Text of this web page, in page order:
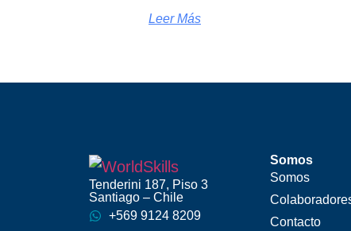
Leer Más
Tenderini 187, Piso 3
Santiago – Chile
+569 9124 8209
Somos
Somos
Contacto